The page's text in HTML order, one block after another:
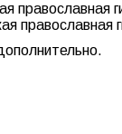
православная
православная